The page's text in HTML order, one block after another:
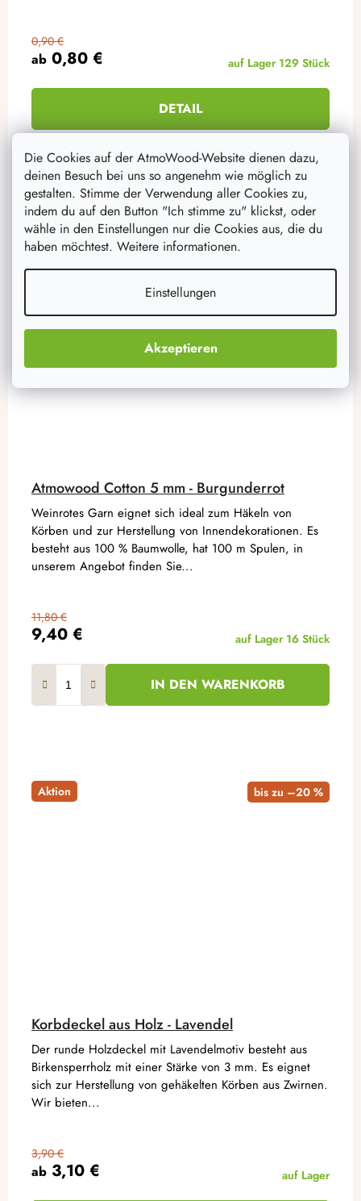
Die Cookies auf der AtmoWood-Website dienen dazu,
deinen Besuch bei uns so angenehm wie möglich zu
gestalten. Stimme der Verwendung aller Cookies zu,
indem du auf den Button "Ich stimme zu" klickst, oder
wähle in den Einstellungen nur die Cookies aus, die du
haben möchtest. Weitere informationen.
Einstellungen
Akzeptieren
ab 0,80 €
0,90 €
auf Lager 129 Stück
DETAIL
10x10 cm 13x13 cm 15x15 cm 18x18 cm 20x20 cm
Aktion
Atmowood Cotton 5 mm - Burgunderrot
9,40 €
11,80 €
auf Lager 16 Stück
IN DEN WARENKORB
Weinrotes Garn eignet sich ideal zum Häkeln von
Körben und zur Herstellung von Innendekorationen. Es
besteht aus 100 % Baumwolle, hat 100 m Spulen, in
unserem Angebot finden Sie...
Aktion bis zu –20 %
Korbdeckel aus Holz - Lavendel
ab 3,10 €
3,90 €
auf Lager
Der runde Holzdeckel mit Lavendelmotiv besteht aus
Birkensperrholz mit einer Stärke von 3 mm. Es eignet
sich zur Herstellung von gehäkelten Körben aus Zwirnen.
Wir bieten...